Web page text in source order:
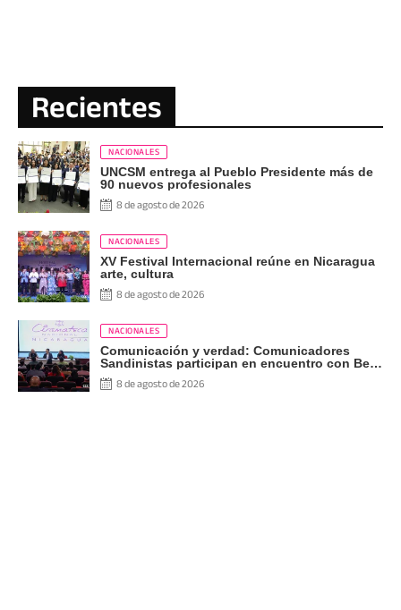
Recientes
NACIONALES
UNCSM entrega al Pueblo Presidente más de
90 nuevos profesionales
8 de agosto de 2026
NACIONALES
XV Festival Internacional reúne en Nicaragua
arte, cultura
8 de agosto de 2026
NACIONALES
Comunicación y verdad: Comunicadores
Sandinistas participan en encuentro con Ben
Norton8 de agosto de 2026